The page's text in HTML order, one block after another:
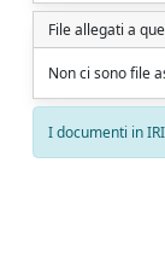
File allegati a
Non ci sono file
I documenti in